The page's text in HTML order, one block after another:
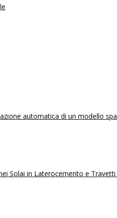
automatica di un modello
Solai in Laterocemento e